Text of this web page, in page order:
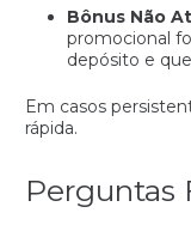
Bônus Não
promocional
depósito e
Em casos
rápida.
Perguntas